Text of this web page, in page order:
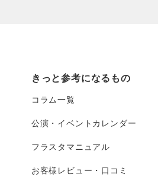
きっと参考になるもの
コラム一覧
公演・イベントカレンダー
フラスタマニュアル
お客様レビュー・口コミ